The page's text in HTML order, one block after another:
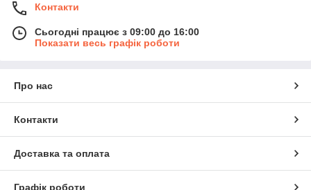
Контакти
Сьогодні працює з 09:00 до 16:00
Показати весь графік роботи
Про нас
Контакти
Доставка та оплата
Графік роботи